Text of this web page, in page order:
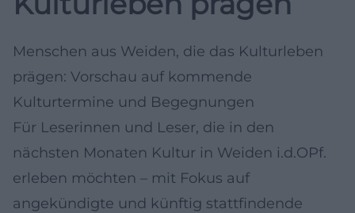
Menschen aus Weiden, die das Kulturleben
prägen: Vorschau auf kommende
Kulturtermine und Begegnungen
Für Leserinnen und Leser, die in den
nächsten Monaten Kultur in Weiden i.d.OPf.
erleben möchten – mit Fokus auf
angekündigte und künftig stattfindende